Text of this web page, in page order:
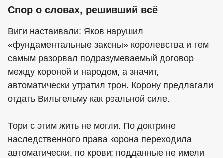
Спор о словах, решивший всё
Виги настаивали: Яков нарушил
«фундаментальные законы» королевства и тем
самым разорвал подразумеваемый договор
между короной и народом, а значит,
автоматически утратил трон. Корону предлагали
отдать Вильгельму как реальной силе.
Тори с этим жить не могли. По доктрине
наследственного права корона переходила
автоматически, по крови; подданные не имели